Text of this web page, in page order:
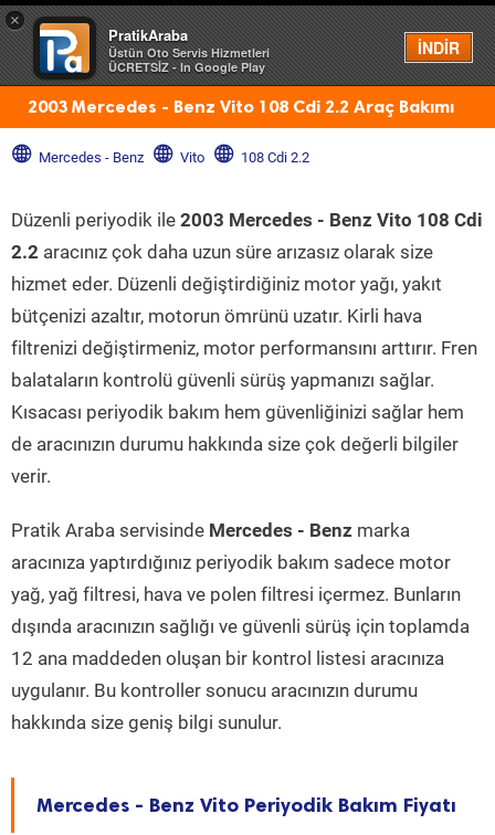
×
PratikAraba
Üstün Oto Servis Hizmetleri
ÜCRETSİZ - In Google Play
İNDİR
Menü
2003 Mercedes - Benz Vito 108 Cdi 2.2 Araç Bakımı
Mercedes - Benz Vito 108 Cdi 2.2
Düzenli periyodik ile 2003 Mercedes - Benz Vito 108 Cdi
2.2 aracınız çok daha uzun süre arızasız olarak size
hizmet eder. Düzenli değiştirdiğiniz motor yağı, yakıt
bütçenizi azaltır, motorun ömrünü uzatır. Kirli hava
filtrenizi değiştirmeniz, motor performansını arttırır. Fren
balataların kontrolü güvenli sürüş yapmanızı sağlar.
Kısacası periyodik bakım hem güvenliğinizi sağlar hem
de aracınızın durumu hakkında size çok değerli bilgiler
verir.
Pratik Araba servisinde Mercedes - Benz marka
aracınıza yaptırdığınız periyodik bakım sadece motor
yağ, yağ filtresi, hava ve polen filtresi içermez. Bunların
dışında aracınızın sağlığı ve güvenli sürüş için toplamda
12 ana maddeden oluşan bir kontrol listesi aracınıza
uygulanır. Bu kontroller sonucu aracınızın durumu
hakkında size geniş bilgi sunulur.
Mercedes - Benz Vito Periyodik Bakım Fiyatı